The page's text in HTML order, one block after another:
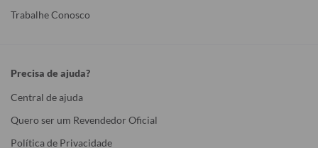
Trabalhe Conosco
Precisa de ajuda?
Central de ajuda
Quero ser um Revendedor Oficial
Política de Privacidade